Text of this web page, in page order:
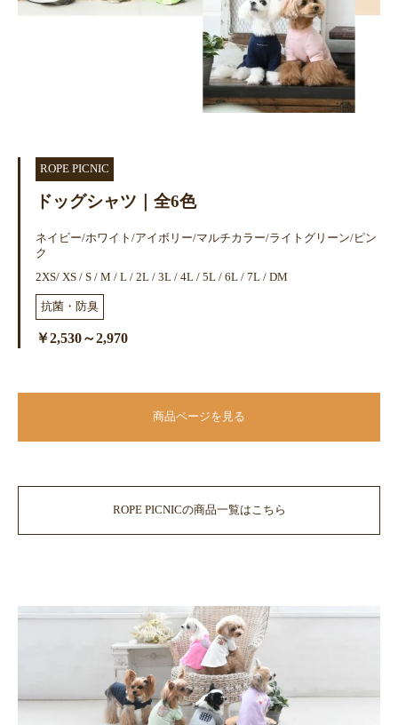
ROPE PICNIC
ドッグシャツ｜全6色
ネイビー/ホワイト/アイボリー/マルチカラー/ライトグリーン/ピン
ク
2XS/ XS / S / M / L / 2L / 3L / 4L / 5L / 6L / 7L / DM
抗菌・防臭
￥2,530～2,970
商品ページを見る
ROPE PICNICの商品一覧はこちら